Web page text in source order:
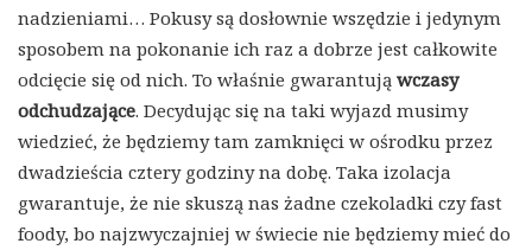
nadzieniami… Pokusy są dosłownie wszędzie i jedynym
sposobem na pokonanie ich raz a dobrze jest całkowite
odcięcie się od nich. To właśnie gwarantują wczasy
odchudzające. Decydując się na taki wyjazd musimy
wiedzieć, że będziemy tam zamknięci w ośrodku przez
dwadzieścia cztery godziny na dobę. Taka izolacja
gwarantuje, że nie skuszą nas żadne czekoladki czy fast
foody, bo najzwyczajniej w świecie nie będziemy mieć do